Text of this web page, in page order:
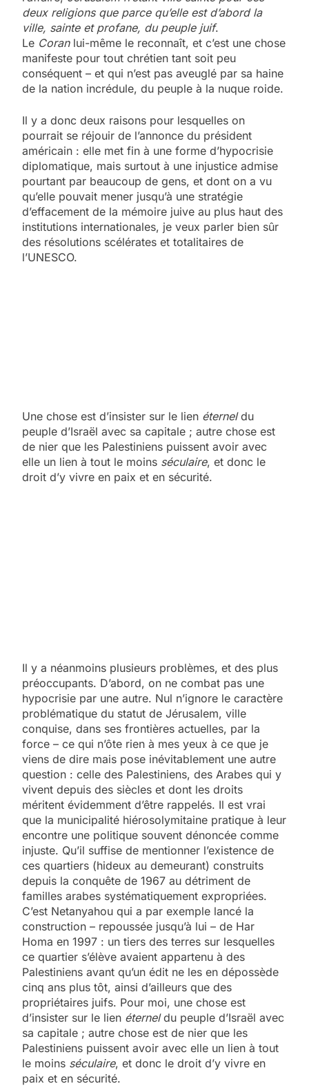
deux religions que parce qu’elle est d’abord la
ville, sainte et profane, du peuple juif.
Le Coranlui-même le reconnaît, et c’est une chose
manifeste pour tout chrétien tant soit peu
conséquent – et qui n’est pas aveuglé par sa haine
de la nation incrédule, du peuple à la nuque roide.
Il y a donc deux raisons pour lesquelles on
pourrait se réjouir de l’annonce du président
américain : elle met fin à une forme d’hypocrisie
diplomatique, mais surtout à une injustice admise
pourtant par beaucoup de gens, et dont on a vu
qu’elle pouvait mener jusqu’à une stratégie
d’effacement de la mémoire juive au plus haut des
institutions internationales, je veux parler bien sûr
des résolutions scélérates et totalitaires de
l’UNESCO.
Une chose est d’insister sur le lien éterneldu
peuple d’Israël avec sa capitale ; autre chose est
de nier que les Palestiniens puissent avoir avec
elle un lien à tout le moins séculaire, et donc le
droit d’y vivre en paix et en sécurité.
Il y a néanmoins plusieurs problèmes, et des plus
préoccupants. D’abord, on ne combat pas une
hypocrisie par une autre. Nul n’ignore le caractère
problématique du statut de Jérusalem, ville
conquise, dans ses frontières actuelles, par la
force – ce qui n’ôte rien à mes yeux à ce que je
viens de dire mais pose inévitablement une autre
question : celle des Palestiniens, des Arabes qui y
vivent depuis des siècles et dont les droits
méritent évidemment d’être rappelés. Il est vrai
que la municipalité hiérosolymitaine pratique à leur
encontre une politique souvent dénoncée comme
injuste. Qu’il suffise de mentionner l’existence de
ces quartiers (hideux au demeurant) construits
depuis la conquête de 1967 au détriment de
familles arabes systématiquement expropriées.
C’est Netanyahou qui a par exemple lancé la
construction – repoussée jusqu’à lui – de Har
Homa en 1997 : un tiers des terres sur lesquelles
ce quartier s’élève avaient appartenu à des
Palestiniens avant qu’un édit ne les en dépossède
cinq ans plus tôt, ainsi d’ailleurs que des
propriétaires juifs. Pour moi, une chose est
d’insister sur le lien éterneldu peuple d’Israël avec
sa capitale ; autre chose est de nier que les
Palestiniens puissent avoir avec elle un lien à tout
le moins séculaire, et donc le droit d’y vivre en
paix et en sécurité.